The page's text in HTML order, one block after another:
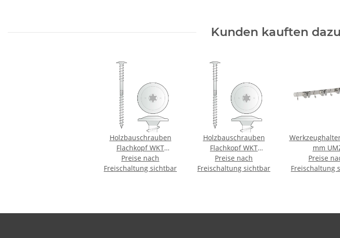
Kunden kauften
Holzbauschrauben
Flachkopf WKT
8x200mm - 50 Stk.
Preise nach
Freischaltung sichtbar
Holzbauschrauben
Flachkopf WKT
8x220mm - 50 Stk.
Preise nach
Freischaltung sichtbar
mm
Preise
Freischaltung